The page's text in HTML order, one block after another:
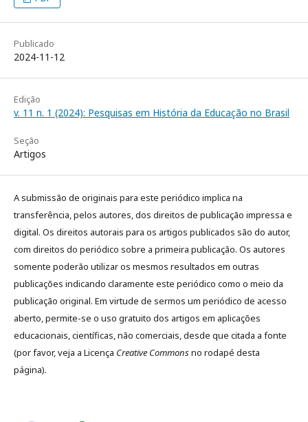
Publicado
2024-11-12
Edição
v. 11 n. 1 (2024): Pesquisas em História da Educação no Brasil
Seção
Artigos
A submissão de originais para este periódico implica na
transferência, pelos autores, dos direitos de publicação impressa e
digital. Os direitos autorais para os artigos publicados são do autor,
com direitos do periódico sobre a primeira publicação. Os autores
somente poderão utilizar os mesmos resultados em outras
publicações indicando claramente este periódico como o meio da
publicação original. Em virtude de sermos um periódico de acesso
aberto, permite-se o uso gratuito dos artigos em aplicações
educacionais, científicas, não comerciais, desde que citada a fonte
(por favor, veja a Licença Creative Commonsno rodapé desta
página).